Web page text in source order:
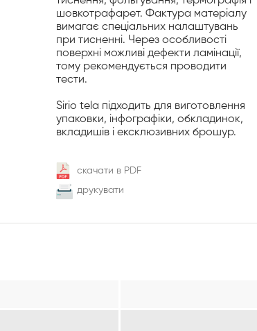
шовкотрафарет. Фактура матеріалу
вимагає спеціальних налаштувань
при тисненні. Через особливості
поверхні можливі дефекти ламінації,
тому рекомендується проводити
тести.
Sirio tela підходить для виготовлення
упаковки, інфографіки, обкладинок,
вкладишів і ексклюзивних брошур.
скачати в PDF
друкувати